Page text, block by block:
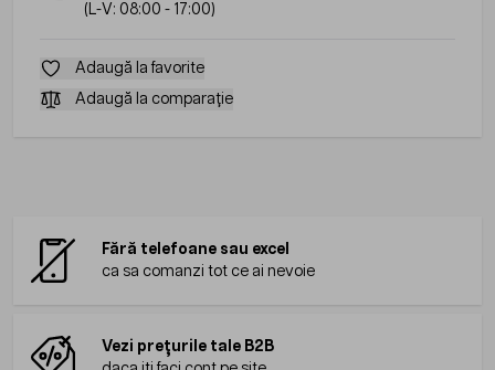
(L-V: 08:00 - 17:00)
Adaugă la favorite
Adaugă la comparație
Fără telefoane sau excel
ca sa comanzi tot ce ai nevoie
Vezi prețurile tale B2B